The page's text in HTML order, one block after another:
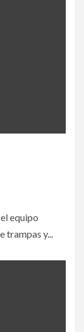
equipo
trampas y...